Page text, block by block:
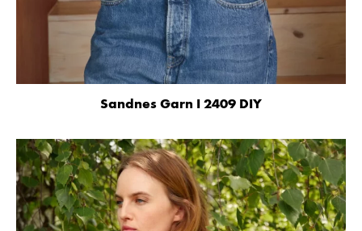
Sandnes Garn I 2409 DIY